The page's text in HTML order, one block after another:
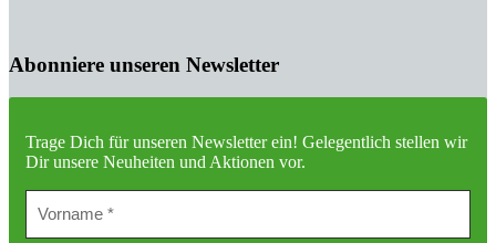
Abonniere unseren Newsletter
Trage Dich für unseren Newsletter ein! Gelegentlich stellen wir
Dir unsere Neuheiten und Aktionen vor.